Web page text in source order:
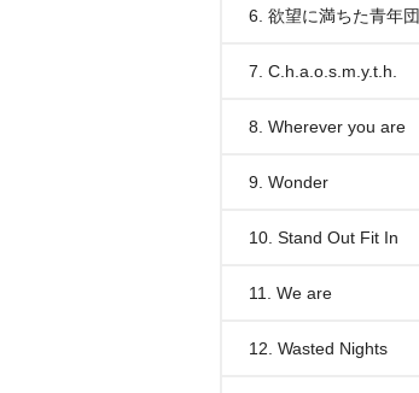
6. 欲望に満ちた青年団
7. C.h.a.o.s.m.y.t.h.
8. Wherever you are
9. Wonder
10. Stand Out Fit In
11. We are
12. Wasted Nights